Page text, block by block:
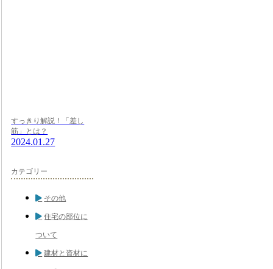
すっきり解説！「差し
筋」とは？
2024.01.27
カテゴリー
その他
住宅の部位に
ついて
建材と資材に